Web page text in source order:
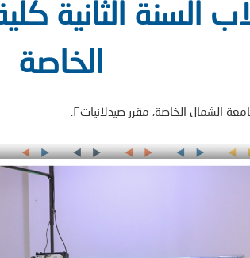
السنة الثانية
الخاصة
الشمال الخاصة، مقرر صيدلانيات٢.